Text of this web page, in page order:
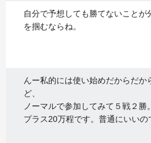
自分で予想しても勝てないことが
を掴むならね。
んー私的には使い始めだからだか
ど、
ノーマルで参加してみて５戦２勝。
プラス20万程です。普通にいいの